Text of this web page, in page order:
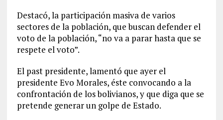
Destacó, la participación masiva de varios
sectores de la población, que buscan defender el
voto de la población, “no va a parar hasta que se
respete el voto”.
El past presidente, lamentó que ayer el
presidente Evo Morales, éste convocando a la
confrontación de los bolivianos, y que diga que se
pretende generar un golpe de Estado.